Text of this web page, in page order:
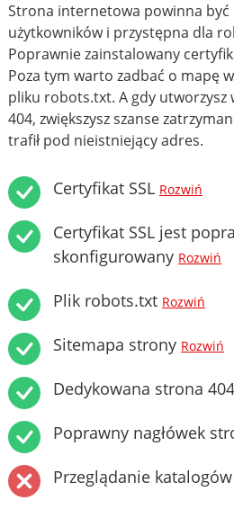
Strona internetowa powinna być
użytkowników i przystępna dla
Poprawnie zainstalowany
Poza tym warto zadbać o mapę
pliku robots.txt. A gdy utworzysz
404, zwiększysz szanse
trafił pod nieistniejący adres.
Certyfikat SSL Rozwiń
Certyfikat SSL jest
skonfigurowany Rozwiń
Plik robots.txt Rozwiń
Sitemapa strony Rozwiń
Dedykowana strona 404
Poprawny nagłówek
Przeglądanie katalogów